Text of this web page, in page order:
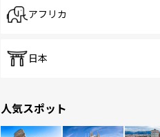
アフリカ
日本
人気スポット